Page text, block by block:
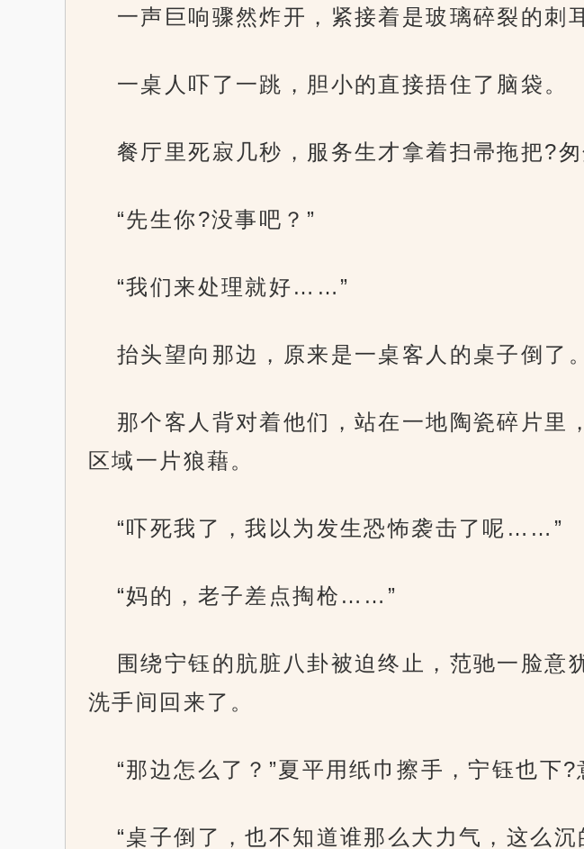
一声巨响骤然炸开，紧接着是玻璃碎裂的刺
一桌人吓了一跳，胆小的直接捂住了脑袋。
餐厅里死寂几秒，服务生才拿着扫帚拖把?匆
“先生你?没事吧？”
“我们来处理就好……”
抬头望向那边，原来是一桌客人的桌子倒了。
那个客人背对着他们，站在一地陶瓷碎片里
区域一片狼藉。
“吓死我了，我以为发生恐怖袭击了呢……”
“妈的，老子差点掏枪……”
围绕宁钰的肮脏八卦被迫终止，范驰一脸意
洗手间回来了。
“那边怎么了？”夏平用纸巾擦手，宁钰也下?
“桌子倒了，也不知道谁那么大力气，这么